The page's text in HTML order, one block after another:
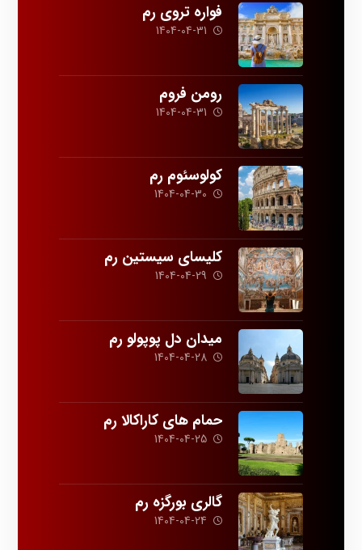
فواره تروی رم
1404-04-31
رومن فروم
1404-04-31
کولوسئوم رم
1404-04-30
کلیسای سیستین رم
1404-04-29
میدان دل پوپولو رم
1404-04-28
حمام های کاراکالا رم
1404-04-25
گالری بورگزه رم
1404-04-24